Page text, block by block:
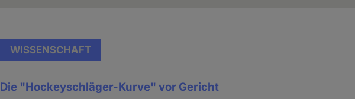
WISSENSCHAFT
Die "Hockeyschläger-Kurve" vor Gericht